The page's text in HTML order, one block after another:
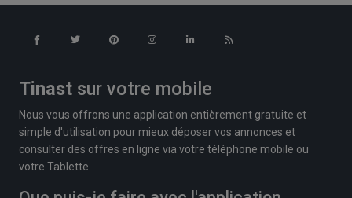
Tinast sur votre mobile
Nous vous offrons une application entièrement gratuite et
simple d'utilisation pour mieux déposer vos annonces et
consulter des offres en ligne via votre téléphone mobile ou
votre Tablette.